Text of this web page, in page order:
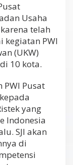
Usaha
telah
kegiatan PWI
(UKW)
10 kota.
PWI Pusat
yang
Indonesia
SJI akan
di